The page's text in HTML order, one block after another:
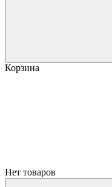
Корзина
Нет товаров